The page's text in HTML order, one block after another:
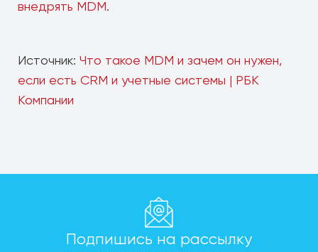
внедрять MDM.
Источник:Что такое MDM и зачем он нужен,
если есть CRM и учетные системы | РБК
Компании
Подпишись на рассылку